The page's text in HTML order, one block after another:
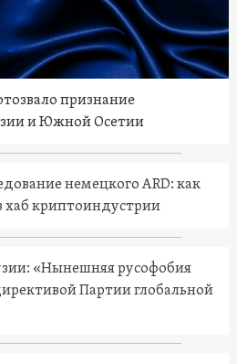
признание
и Южной Осетии
немецкого ARD: как
хаб криптоиндустрии
«Нынешняя русофобия
Партии глобальной